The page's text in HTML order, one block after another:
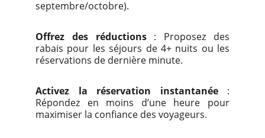
septembre/octobre).
Offrez des réductions: Proposez des
rabais pour les séjours de 4+ nuits ou les
réservations de dernière minute.
Activez la réservation instantanée:
Répondez en moins d’une heure pour
maximiser la confiance des voyageurs.